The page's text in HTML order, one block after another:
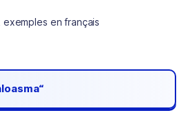
en français